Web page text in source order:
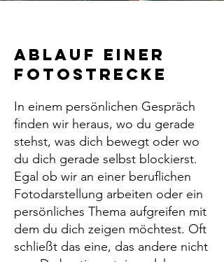
Ablauf einer
FOTOSTRECKE
In einem persönlichen Gespräch
finden wir heraus, wo du gerade
stehst, was dich bewegt oder wo
du dich gerade selbst blockierst.
Egal ob wir an einer beruflichen
Fotodarstellung arbeiten oder ein
persönliches Thema aufgreifen mit
dem du dich zeigen möchtest. Oft
schließt das eine, das andere nicht